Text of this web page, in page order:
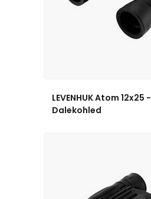
LEVENHUK Atom 12x25 -
Dalekohled